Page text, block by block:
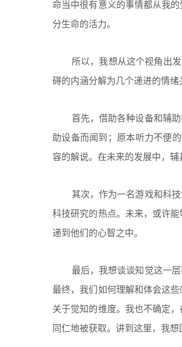
命当中很有意义的事情都从我
分生命的活力。
所以，我想从这个视角出
碍的内涵分解为几个递进的情绪
首先，借助各种设备和辅
助设备而闻到；原本听力不便
容的解说。在未来的发展中，
其次，作为一名游戏和科
科技研究的热点。未来，或许
递到他们的心智之中。
最后，我想谈谈知觉这一
最终，我们如何理解和体会这
关于觉知的维度。我也不确定
同仁地被获取。讲到这里，我